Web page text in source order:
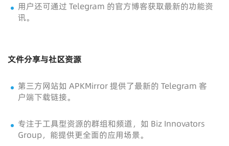
用户还可通过 Telegram 的官方博客获取最新的功能资
讯。
文件分享与社区资源
第三方网站如 APKMirror 提供了最新的 Telegram 客
户端下载链接。
专注于工具型资源的群组和频道，如 Biz Innovators
Group，能提供更全面的应用场景。